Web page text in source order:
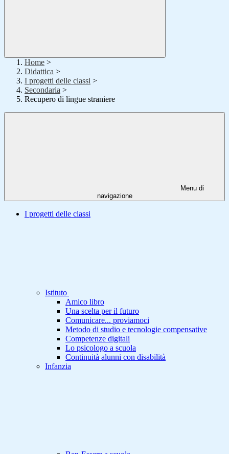
Home >
Didattica >
I progetti delle classi >
Secondaria >
Recupero di lingue straniere
Menu di
navigazione
I progetti delle classi
Istituto
Amico libro
Una scelta per il futuro
Comunicare... proviamoci
Metodo di studio e tecnologie compensative
Competenze digitali
Lo psicologo a scuola
Continuità alunni con disabilità
Infanzia